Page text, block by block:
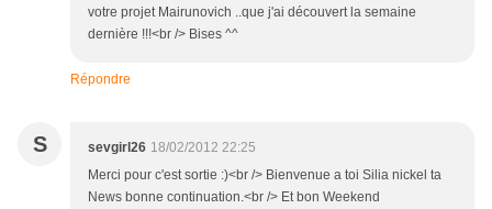
votre projet Mairunovich ..que j'ai découvert la semaine
dernière !!!<br /> Bises ^^
Répondre
S sevgirl26 18/02/2012 22:25
Merci pour c'est sortie :)<br /> Bienvenue a toi Silia nickel ta
News bonne continuation.<br /> Et bon Weekend